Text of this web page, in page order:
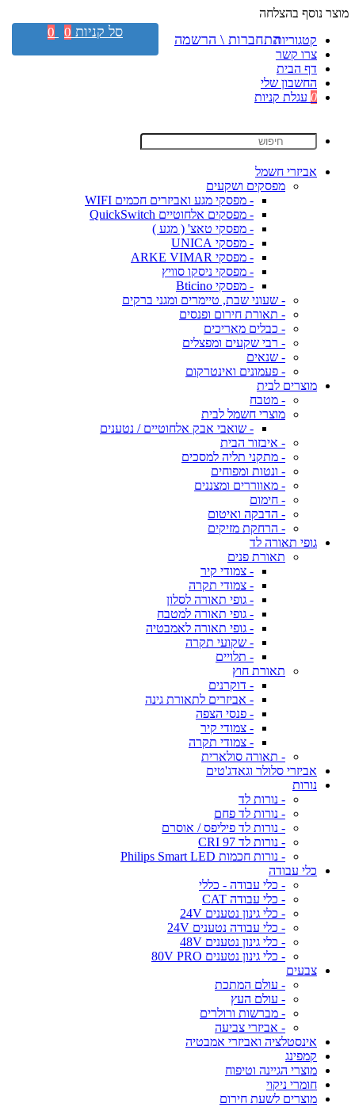
מוצר נוסף בהצלחה
קטגוריות
צרו קשר
דף הבית
החשבון שלי
0 עגלת קניות
אביזרי חשמל
מפסקים ושקעים
- מפסקי מגע ואביזרים חכמים WIFI
- מפסקים אלחוטיים QuickSwitch
- מפסקי טאצ' ( מגע )
- מפסקי UNICA
- מפסקי ARKE VIMAR
- מפסקי ניסקו סוויץ
- מפסקי Bticino
- שעוני שבת, טיימרים ומגני ברקים
- תאורת חירום ופנסים
- כבלים מאריכים
- רבי שקעים ומפצלים
- שנאים
- פעמונים ואינטרקום
מוצרים לבית
- מטבח
מוצרי חשמל לבית
- שואבי אבק אלחוטיים / נטענים
- איבזור הבית
- מתקני תליה למסכים
- ונטות ומפוחים
- מאווררים ומצננים
- חימום
- הדבקה ואיטום
- הרחקת מזיקים
גופי תאורה לד
תאורת פנים
- צמודי קיר
- צמודי תקרה
- גופי תאורה לסלון
- גופי תאורה למטבח
- גופי תאורה לאמבטיה
- שקועי תקרה
- תלויים
תאורת חוץ
- דוקרנים
- אביזרים לתאורת גינה
- פנסי הצפה
- צמודי קיר
- צמודי תקרה
- תאורה סולארית
אביזרי סלולר וגאדג'טים
נורות
- נורות לד
- נורות לד פחם
- נורות לד פיליפס / אוסרם
- נורות לד CRI 97
- נורות חכמות Philips Smart LED
כלי עבודה
- כלי עבודה - כללי
- כלי עבודה CAT
- כלי גינון נטענים 24V
- כלי עבודה נטענים 24V
- כלי גינון נטענים 48V
- כלי גינון נטענים 80V PRO
צבעים
- עולם המתכת
- עולם העץ
- מברשות ורולרים
- אביזרי צביעה
אינסטלציה ואביזרי אמבטיה
קמפינג
מוצרי הגיינה וטיפוח
חומרי ניקוי
מוצרים לשעת חירום
התחברות \ הרשמה סל קניות 0
0